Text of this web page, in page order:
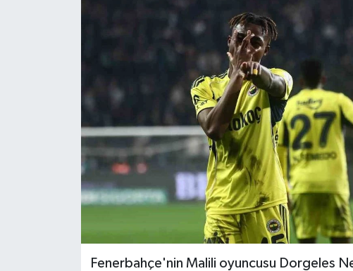
Fenerbahçe'nin Malili oyuncusu Dorgeles